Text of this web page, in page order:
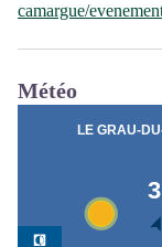
camargue/
Météo